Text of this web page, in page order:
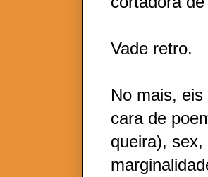
Vade retro.
No mais,
cara de
queira),